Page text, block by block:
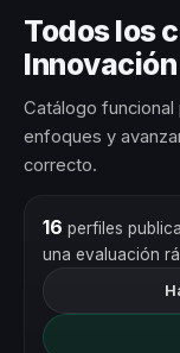
Todos los
Catálogo
enfoques y
correcto.
16 perfiles
una evaluación